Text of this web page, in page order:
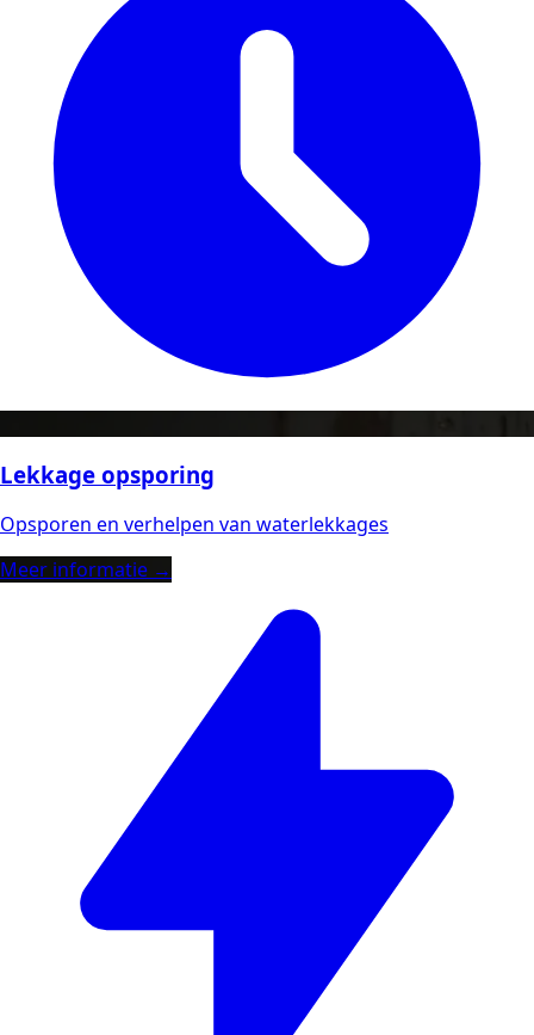
Lekkage opsporing
Opsporen en verhelpen van waterlekkages
Meer informatie →